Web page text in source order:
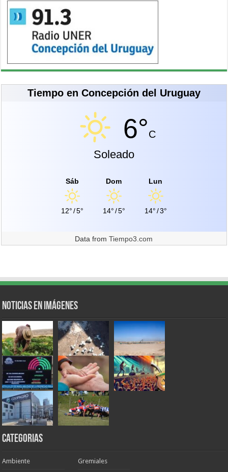
Tiempo en Concepción del Uruguay
6°C
Soleado
Sáb
12°/5°
Dom
14°/5°
Lun
14°/3°
Data fromTiempo3.com
Noticias en Imágenes
Categorias
Ambiente Gremiales